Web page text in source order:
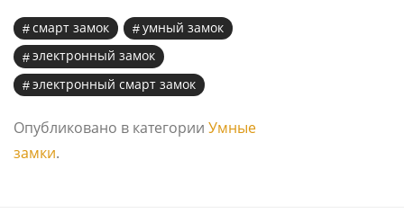
смарт замок
умный замок
электронный замок
электронный смарт замок
Опубликовано в категории Умные
замки.